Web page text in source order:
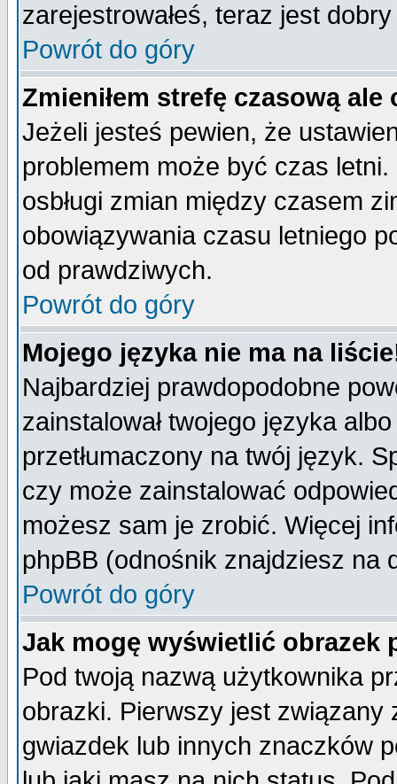
zarejestrowałeś, teraz jest
Powrót do góry
Zmieniłem strefę czasową
Jeżeli jesteś pewien, że
problemem może być czas
osbługi zmian między czasem
obowiązywania czasu letniego
od prawdziwych.
Powrót do góry
Mojego języka nie ma na
Najbardziej prawdopodobne
zainstalował twojego języka
przetłumaczony na twój język.
czy może zainstalować
możesz sam je zrobić. Więcej
phpBB (odnośnik znajdziesz na
Powrót do góry
Jak mogę wyświetlić obrazek
Pod twoją nazwą użytkownika
obrazki. Pierwszy jest
gwiazdek lub innych znaczków